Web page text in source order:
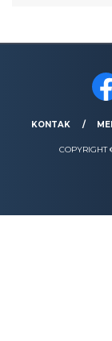
KONTAK
COPYRIGHT